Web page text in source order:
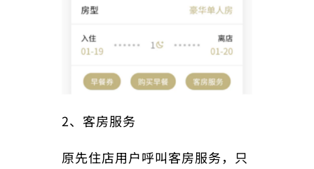
2、客房服务
原先住店用户呼叫客房服务，只